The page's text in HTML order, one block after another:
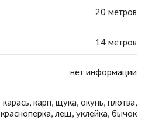
20 метров
14 метров
нет информации
карась, карп, щука, окунь, плотва,
красноперка, лещ, уклейка, бычок